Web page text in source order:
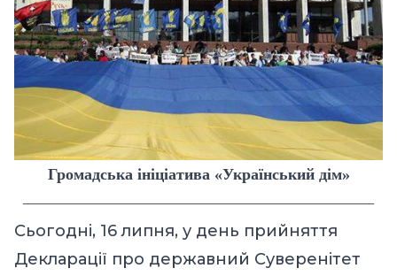
Громадська ініціатива «Український дім»
——————————————————————
Сьогодні, 16 липня, у день прийняття
Декларації про державний Суверенітет